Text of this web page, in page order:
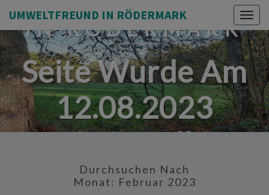
UMWELTFREUND IN RÖDERMARK
UMWELTFREUND
IN RÖDERMARK
Seite Wurde Am
12.08.2023
Eingestellt.
Durchsuchen Nach
Monat: Februar 2023